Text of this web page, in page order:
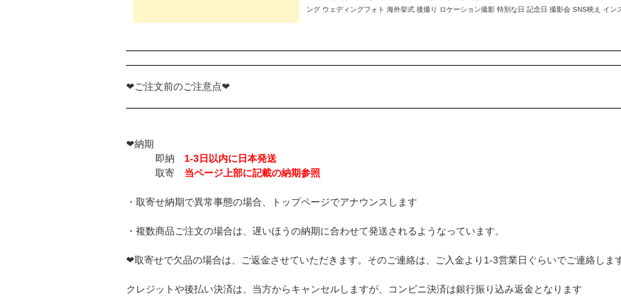
ング ウェディングフォト 海外挙式 後撮り ロケーション撮影 特別な日 記念日 撮影会 SNS映え イン
❤ご注文前のご注意点❤
❤納期
即納 1-3日以内に日本発送
取寄 当ページ上部に記載の納期参照
・取寄せ納期で異常事態の場合、トップページでアナウンスします
・複数商品ご注文の場合は、遅いほうの納期に合わせて発送されるようなっています。
❤取寄せで欠品の場合は、ご返金させていただきます。そのご連絡は、ご入金より1-3営業日ぐらいでご連絡しま
クレジットや後払い決済は、当方からキャンセルしますが、コンビニ決済は銀行振り込み返金となります